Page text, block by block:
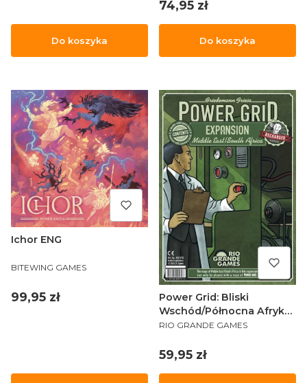
Do koszyka
Cena
74,95 zł
Do koszyka
Ichor ENG
PRODUCENT
BITEWING GAMES
Cena
99,95 zł
Power Grid: Bliski
Wschód/Północna Afryka
ENG
PRODUCENT
RIO GRANDE GAMES
Cena
59,95 zł